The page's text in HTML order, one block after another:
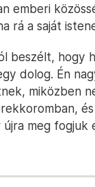
emberi
rá a saját
beszélt, hogy
dolog. Én
miközben
újra meg fogjuk